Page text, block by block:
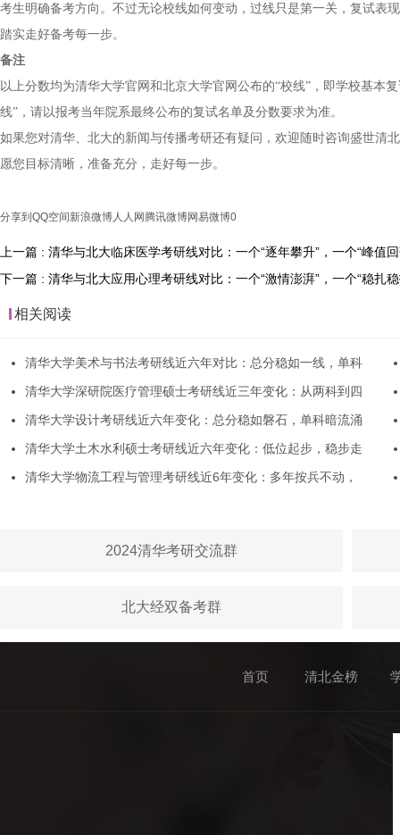
考生明确备考方向。不过无论校线如何变动，过线只是第一关，复试表
踏实走好备考每一步。
备注
以上分数均为清华大学官网和北京大学官网公布的“校线”，即学校基本
线”，请以报考当年院系最终公布的复试名单及分数要求为准。
如果您对清华、北大的新闻与传播考研还有疑问，欢迎随时咨询盛世清
愿您目标清晰，准备充分，走好每一步。
分享到 QQ空间 新浪微博人人网 腾讯微博网易微博0
上一篇 : 清华与北大临床医学考研线对比：一个“逐年攀升”，一个“峰值回
下一篇 : 清华与北大应用心理考研线对比：一个“激情澎湃”，一个“稳扎稳
相关阅读
清华大学美术与书法考研线近六年对比：总分稳如一线，单科
清华大学深研院医疗管理硕士考研线近三年变化：从两科到四
清华大学设计考研线近六年变化：总分稳如磐石，单科暗流涌
清华大学土木水利硕士考研线近六年变化：低位起步，稳步走
清华大学物流工程与管理考研线近6年变化：多年按兵不动，
2024清华考研交流群
北大经双备考群
首页 清北金榜